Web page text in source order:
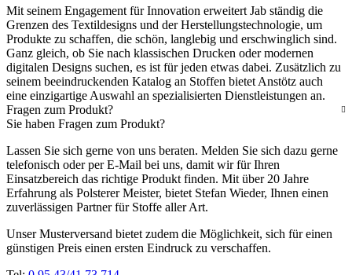
Mit seinem Engagement für Innovation erweitert Jab ständig die
Grenzen des Textildesigns und der Herstellungstechnologie, um
Produkte zu schaffen, die schön, langlebig und erschwinglich sind.
Ganz gleich, ob Sie nach klassischen Drucken oder modernen
digitalen Designs suchen, es ist für jeden etwas dabei. Zusätzlich zu
seinem beeindruckenden Katalog an Stoffen bietet Anstötz auch
eine einzigartige Auswahl an spezialisierten Dienstleistungen an.
Fragen zum Produkt?
Sie haben Fragen zum Produkt?
Lassen Sie sich gerne von uns beraten. Melden Sie sich dazu gerne
telefonisch oder per E-Mail bei uns, damit wir für Ihren
Einsatzbereich das richtige Produkt finden. Mit über 20 Jahre
Erfahrung als Polsterer Meister, bietet Stefan Wieder, Ihnen einen
zuverlässigen Partner für Stoffe aller Art.
Unser Musterversand bietet zudem die Möglichkeit, sich für einen
günstigen Preis einen ersten Eindruck zu verschaffen.